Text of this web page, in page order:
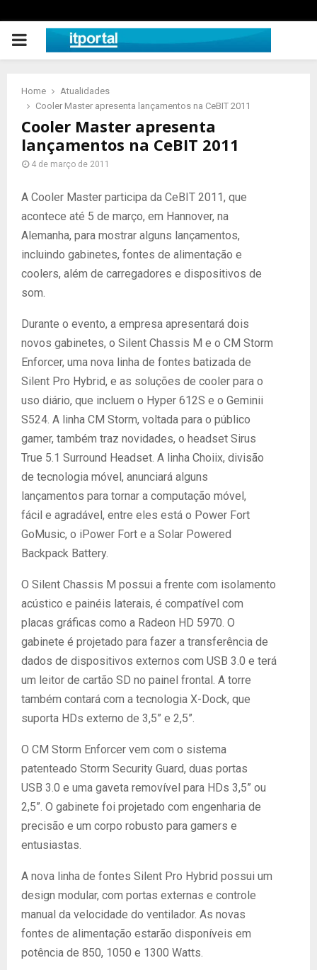
PRIMARY
Home
Atualidades
Cooler Master apresenta lançamentos na CeBIT 2011
Cooler Master apresenta
lançamentos na CeBIT 2011
4 de março de 2011
A Cooler Master participa da CeBIT 2011, que
acontece até 5 de março, em Hannover, na
Alemanha, para mostrar alguns lançamentos,
incluindo gabinetes, fontes de alimentação e
coolers, além de carregadores e dispositivos de
som.
Durante o evento, a empresa apresentará dois
novos gabinetes, o Silent Chassis M e o CM Storm
Enforcer, uma nova linha de fontes batizada de
Silent Pro Hybrid, e as soluções de cooler para o
uso diário, que incluem o Hyper 612S e o Geminii
S524. A linha CM Storm, voltada para o público
gamer, também traz novidades, o headset Sirus
True 5.1 Surround Headset. A linha Choiix, divisão
de tecnologia móvel, anunciará alguns
lançamentos para tornar a computação móvel,
fácil e agradável, entre eles está o Power Fort
GoMusic, o iPower Fort e a Solar Powered
Backpack Battery.
O Silent Chassis M possui a frente com isolamento
acústico e painéis laterais, é compatível com
placas gráficas como a Radeon HD 5970. O
gabinete é projetado para fazer a transferência de
dados de dispositivos externos com USB 3.0 e terá
um leitor de cartão SD no painel frontal. A torre
também contará com a tecnologia X-Dock, que
suporta HDs externo de 3,5” e 2,5”.
O CM Storm Enforcer vem com o sistema
patenteado Storm Security Guard, duas portas
USB 3.0 e uma gaveta removível para HDs 3,5” ou
2,5”. O gabinete foi projetado com engenharia de
precisão e um corpo robusto para gamers e
entusiastas.
A nova linha de fontes Silent Pro Hybrid possui um
design modular, com portas externas e controle
manual da velocidade do ventilador. As novas
fontes de alimentação estarão disponíveis em
potência de 850, 1050 e 1300 Watts.